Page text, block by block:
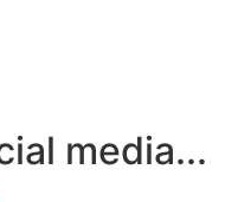
media...